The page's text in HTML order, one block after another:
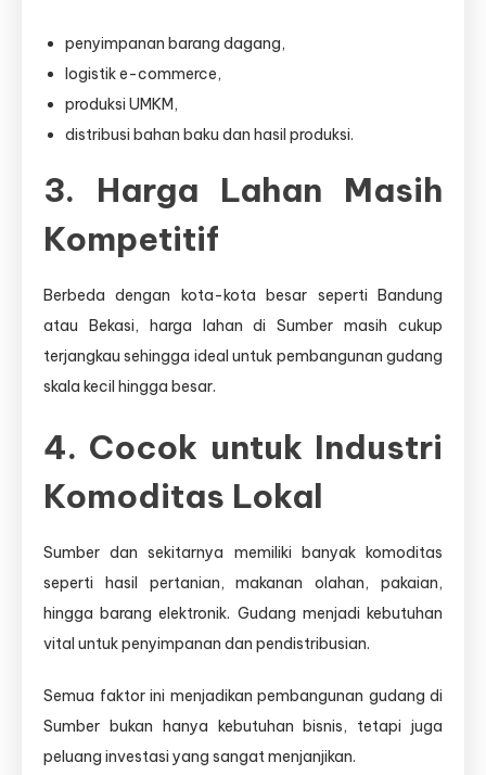
penyimpanan barang dagang,
logistik e-commerce,
produksi UMKM,
distribusi bahan baku dan hasil produksi.
3. Harga Lahan Masih
Kompetitif
Berbeda dengan kota-kota besar seperti Bandung
atau Bekasi, harga lahan di Sumber masih cukup
terjangkau sehingga ideal untuk pembangunan gudang
skala kecil hingga besar.
4. Cocok untuk Industri
Komoditas Lokal
Sumber dan sekitarnya memiliki banyak komoditas
seperti hasil pertanian, makanan olahan, pakaian,
hingga barang elektronik. Gudang menjadi kebutuhan
vital untuk penyimpanan dan pendistribusian.
Semua faktor ini menjadikan pembangunan gudang di
Sumber bukan hanya kebutuhan bisnis, tetapi juga
peluang investasi yang sangat menjanjikan.